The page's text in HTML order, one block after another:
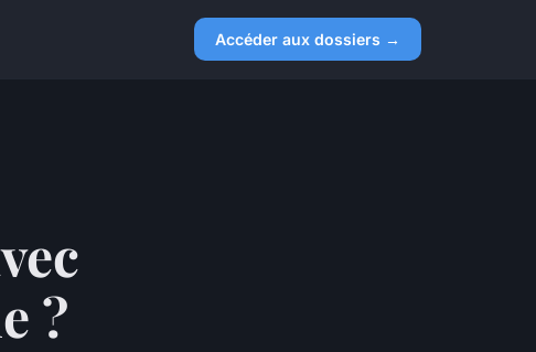
Accéder aux dossiers →
?